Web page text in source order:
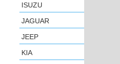
ISUZU
JAGUAR
JEEP
KIA